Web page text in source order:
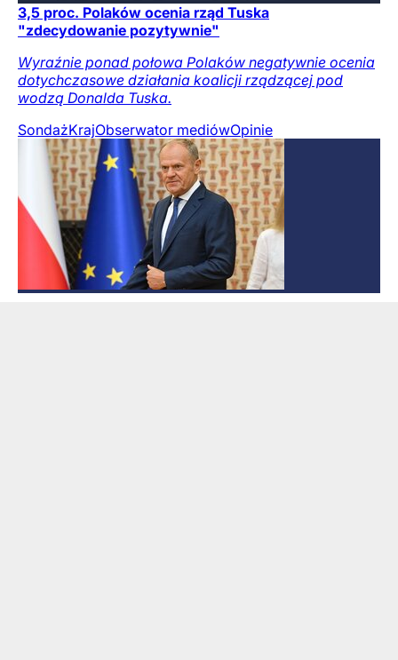
3,5 proc. Polaków ocenia rząd Tuska
"zdecydowanie pozytywnie"
Wyraźnie ponad połowa Polaków negatywnie ocenia
dotychczasowe działania koalicji rządzącej pod
wodzą Donalda Tuska.
SondażKrajObserwator mediówOpinie